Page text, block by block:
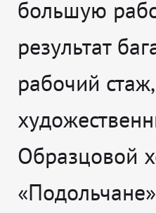
большую
результат
рабочий стаж
Образцовой